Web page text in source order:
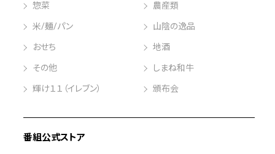
惣菜 農産類
米/麺/パン 山陰の逸品
おせち 地酒
その他 しまね和牛
輝け１１（イレブン） 頒布会
番組公式ストア